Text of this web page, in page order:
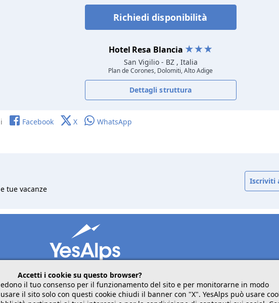
Richiedi disponibilità
Hotel Resa Blancia
San Vigilio - BZ , Italia
Plan de Corones, Dolomiti, Alto Adige
Dettagli struttura
Facebook X WhatsApp
tue vacanze
Iscriviti
Accetti i cookie su questo browser?
il tuo consenso per il funzionamento del sito e per monitorarne in modo
il sito solo con questi cookie chiudi il banner con "X". YesAlps può usare